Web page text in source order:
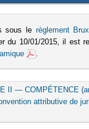
sous le règlement
du 10/01/2015, il est
.
II — COMPÉTENCE
attributive de